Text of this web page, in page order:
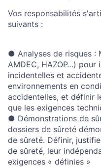
Vos responsabilités
suivants :
● Analyses de risques :
AMDEC, HAZOP…)
incidentelles et
environnements en
accidentelles, et définir
que les exigences
● Démonstrations de
dossiers de sûreté
de sûreté. Définir,
de sûreté, leur
exigences « définies »